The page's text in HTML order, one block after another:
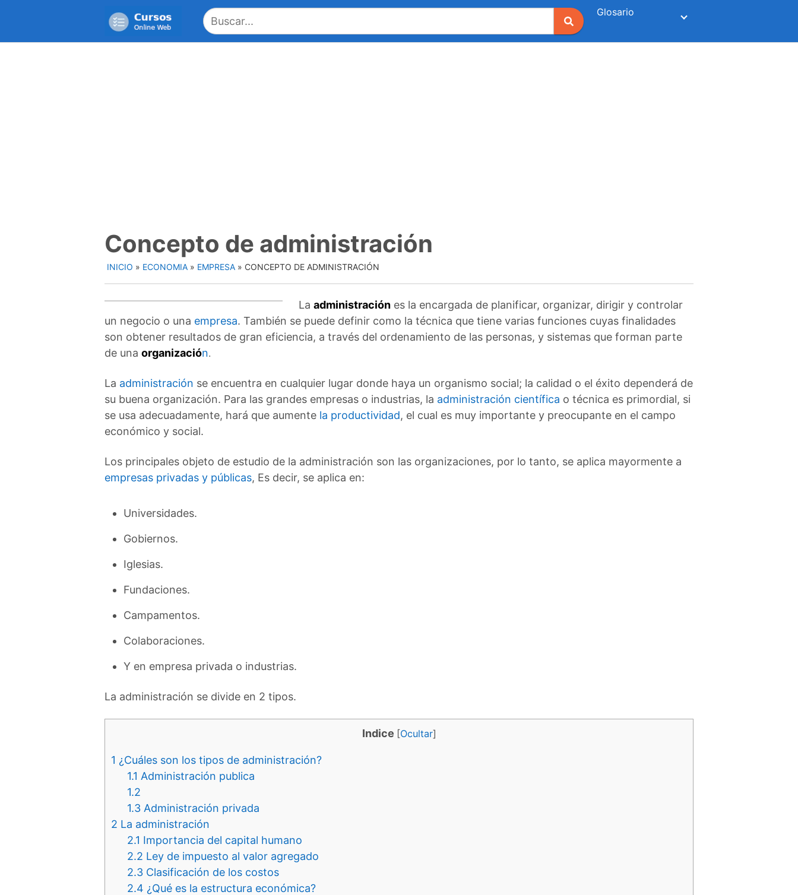
Glosario
Concepto de administración
INICIO » ECONOMIA » EMPRESA » CONCEPTO DE ADMINISTRACIÓN
La administración es la encargada de planificar, organizar, dirigir y controlar
un negocio o una empresa. También se puede definir como la técnica que tiene varias funciones cuyas finalidades
son obtener resultados de gran eficiencia, a través del ordenamiento de las personas, y sistemas que forman parte
de una organización.
La administración se encuentra en cualquier lugar donde haya un organismo social; la calidad o el éxito dependerá de
su buena organización. Para las grandes empresas o industrias, la administración científica o técnica es primordial, si
se usa adecuadamente, hará que aumente la productividad, el cual es muy importante y preocupante en el campo
económico y social.
Los principales objeto de estudio de la administración son las organizaciones, por lo tanto, se aplica mayormente a
empresas privadas y públicas, Es decir, se aplica en:
Universidades.
Gobiernos.
Iglesias.
Fundaciones.
Campamentos.
Colaboraciones.
Y en empresa privada o industrias.
La administración se divide en 2 tipos.
Indice [Ocultar]
1 ¿Cuáles son los tipos de administración?
1.1 Administración publica
1.2
1.3 Administración privada
2 La administración
2.1 Importancia del capital humano
2.2 Ley de impuesto al valor agregado
2.3 Clasificación de los costos
2.4 ¿Qué es la estructura económica?